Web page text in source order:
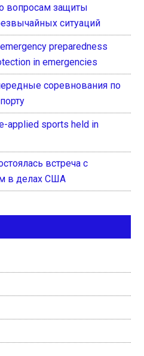
вопросам защиты
ситуаций
preparedness
in emergencies
соревнования по
applied sports held in
встреча с
в делах США